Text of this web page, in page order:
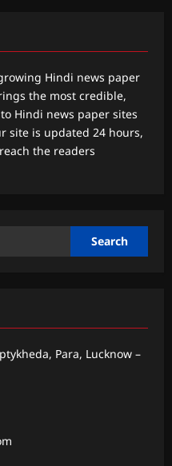
Hindi news paper
the most credible,
Hindi news paper sites
site is updated 24 hours,
the readers
Para, Lucknow –